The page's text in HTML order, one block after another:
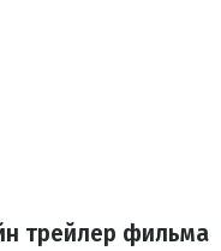
трейлер фильма